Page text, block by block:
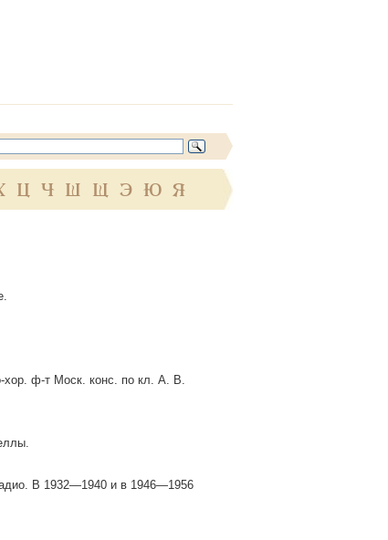
Ц Ч Ш Щ Э Ю Я
ф-т Моск. конс. по кл. А. В.
В 1932—1940 и в 1946—1956